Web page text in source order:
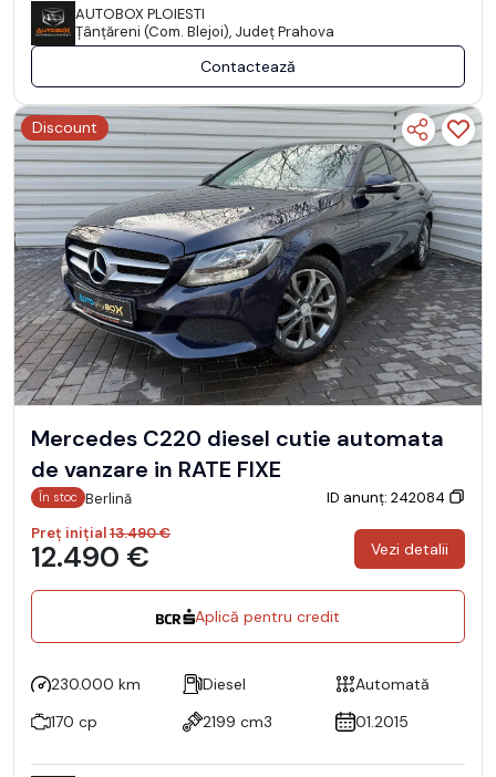
AUTOBOX PLOIESTI
Ţânţăreni (Com. Blejoi), Județ Prahova
Contactează
Discount
Mercedes C220 diesel cutie automata
de vanzare in RATE FIXE
În stoc Berlină
ID anunț: 242084
Preț inițial13.490 €
12.490 € Vezi detalii
Aplică pentru credit
230.000 km Diesel
Automată
170 cp
2199 cm3 01.2015